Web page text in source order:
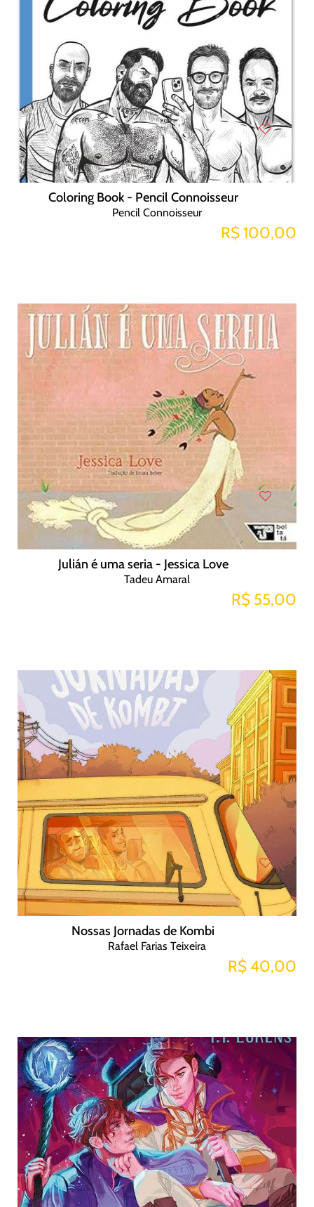
Coloring Book - Pencil Connoisseur
Pencil Connoisseur
R$ 100,00
Julián é uma seria - Jessica Love
Tadeu Amaral
R$ 55,00
Nossas Jornadas de Kombi
Rafael Farias Teixeira
R$ 40,00